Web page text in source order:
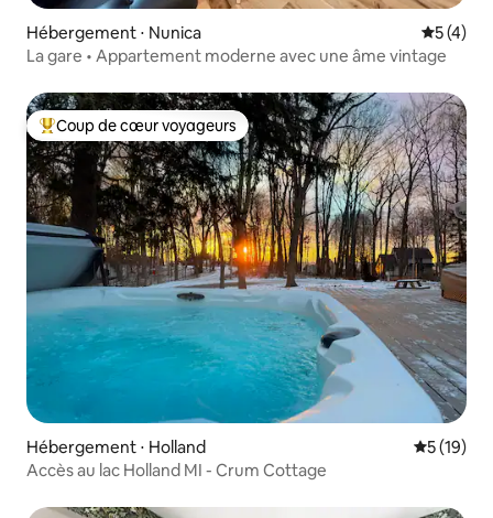
Hébergement ⋅ Nunica
5 (4)
La gare • Appartement moderne avec une âme vintage
Coups de cœur voyageurs les plus appréciés
Coup de cœur voyageurs
Hébergement ⋅ Holland
5 (19)
Accès au lac Holland MI - Crum Cottage